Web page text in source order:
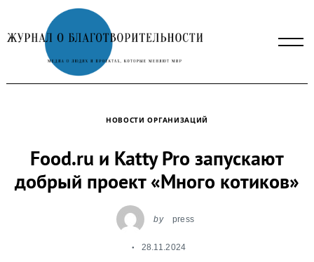
to
content
НОВОСТИ ОРГАНИЗАЦИЙ
Food.ru и Katty Pro запускают
добрый проект «Много котиков»
by press
28.11.2024